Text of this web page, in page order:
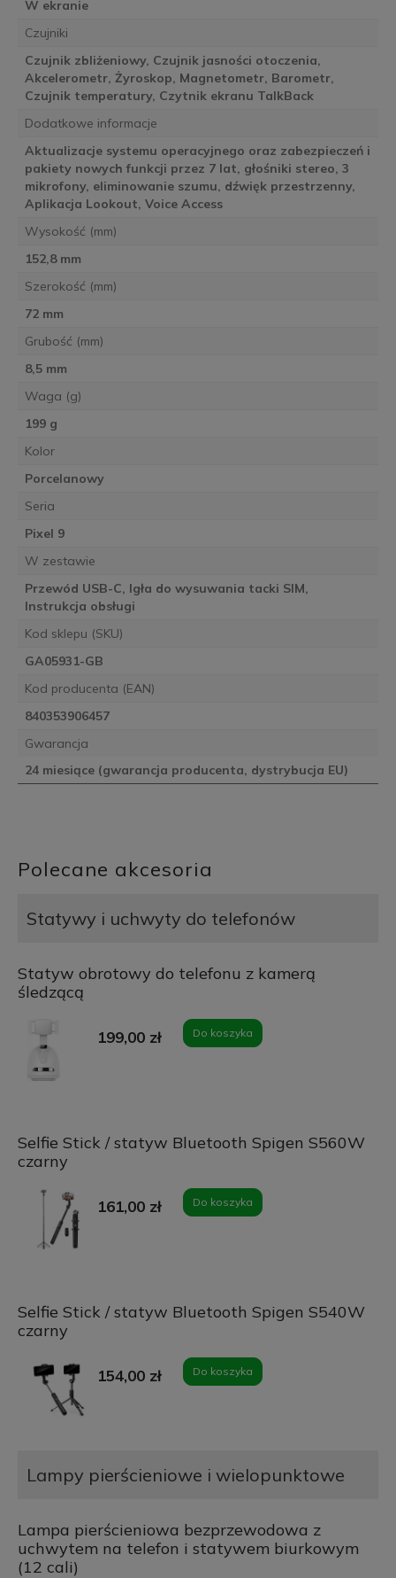
W ekranie
Czujniki
Czujnik zbliżeniowy, Czujnik jasności otoczenia,
Akcelerometr, Żyroskop, Magnetometr, Barometr,
Czujnik temperatury, Czytnik ekranu TalkBack
Dodatkowe informacje
Aktualizacje systemu operacyjnego oraz zabezpieczeń i
pakiety nowych funkcji przez 7 lat, głośniki stereo, 3
mikrofony, eliminowanie szumu, dźwięk przestrzenny,
Aplikacja Lookout, Voice Access
Wysokość (mm)
152,8 mm
Szerokość (mm)
72 mm
Grubość (mm)
8,5 mm
Waga (g)
199 g
Kolor
Porcelanowy
Seria
Pixel 9
W zestawie
Przewód USB-C, Igła do wysuwania tacki SIM,
Instrukcja obsługi
Kod sklepu (SKU)
GA05931-GB
Kod producenta (EAN)
840353906457
Gwarancja
24 miesiące (gwarancja producenta, dystrybucja EU)
Polecane akcesoria
Statywy i uchwyty do telefonów
Statyw obrotowy do telefonu z kamerą
śledzącą
199,00 zł Do koszyka
Selfie Stick / statyw Bluetooth Spigen S560W
czarny
161,00 zł Do koszyka
Selfie Stick / statyw Bluetooth Spigen S540W
czarny
154,00 zł Do koszyka
Lampy pierścieniowe i wielopunktowe
Lampa pierścieniowa bezprzewodowa z
uchwytem na telefon i statywem biurkowym
(12 cali)